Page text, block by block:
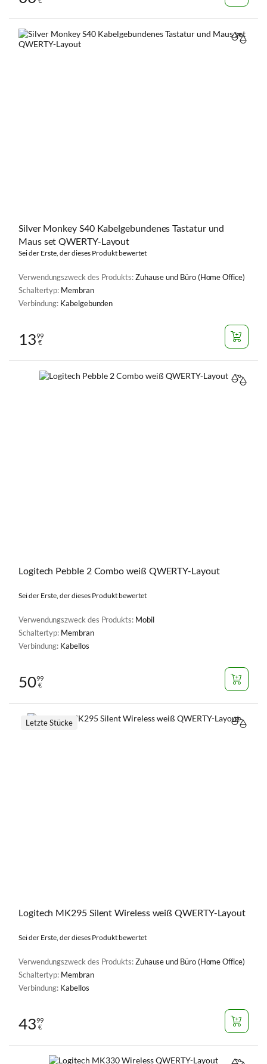
Silver Monkey S40 Kabelgebundenes Tastatur und
Maus set QWERTY-Layout
Sei der Erste, der dieses Produkt bewertet
Verwendungszweck des Produkts:Zuhause und Büro (Home Office)
Schaltertyp: Membran
Verbindung: Kabelgebunden
1399
€
Logitech Pebble 2 Combo weiß QWERTY-Layout
Sei der Erste, der dieses Produkt bewertet
Verwendungszweck des Produkts: Mobil
Schaltertyp: Membran
Verbindung: Kabellos
5099
€
Logitech MK295 Silent Wireless weiß QWERTY-Layout
Sei der Erste, der dieses Produkt bewertet
Verwendungszweck des Produkts:Zuhause und Büro (Home Office)
Schaltertyp: Membran
Verbindung: Kabellos
Letzte Stücke
4399
€